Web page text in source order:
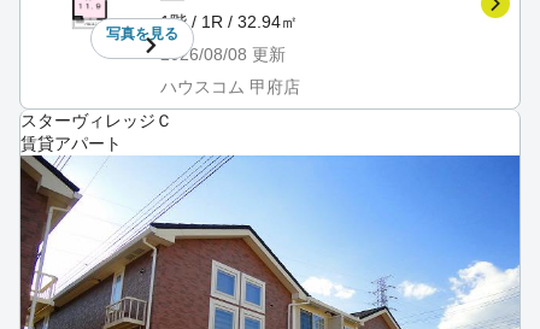
写真を見る
1階 / 1R / 32.94㎡
2026/08/08 更新
ハウスコム 甲府店
スターヴィレッジＣ
賃貸アパート